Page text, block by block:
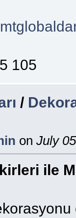
105
/
on July
ile